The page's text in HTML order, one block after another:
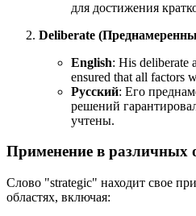
для достижения
Deliberate
English: His deliberate
ensured that all factors
Русский: Его
решений
учтены.
Применение в различных
Слово "strategic" находит свое
областях, включая: